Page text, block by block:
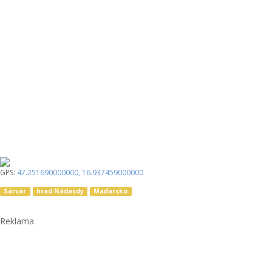
GPS: 47.251690000000, 16.937459000000
Sárvár hrad Nádasdy Maďarsko
Reklama